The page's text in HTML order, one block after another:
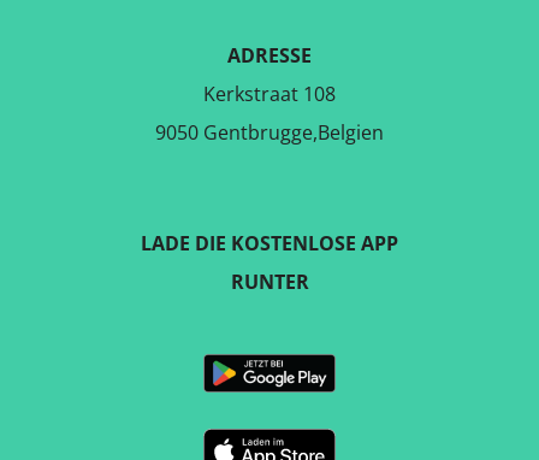
ADRESSE
Kerkstraat 108
9050 Gentbrugge,Belgien
LADE DIE KOSTENLOSE APP
RUNTER